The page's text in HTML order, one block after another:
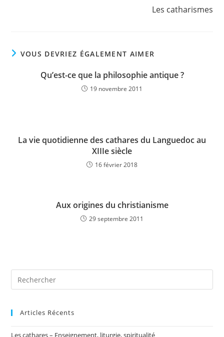
Les catharismes
VOUS DEVRIEZ ÉGALEMENT AIMER
Qu’est-ce que la philosophie antique ?
19 novembre 2011
La vie quotidienne des cathares du Languedoc au
XIIIe siècle
16 février 2018
Aux origines du christianisme
29 septembre 2011
Articles Récents
Les cathares – Enseignement, liturgie, spiritualité